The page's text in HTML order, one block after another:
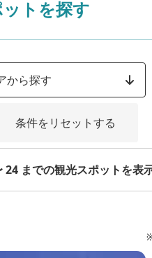
トを探す
から探す
条件をリセットする
までの観光スポットを表